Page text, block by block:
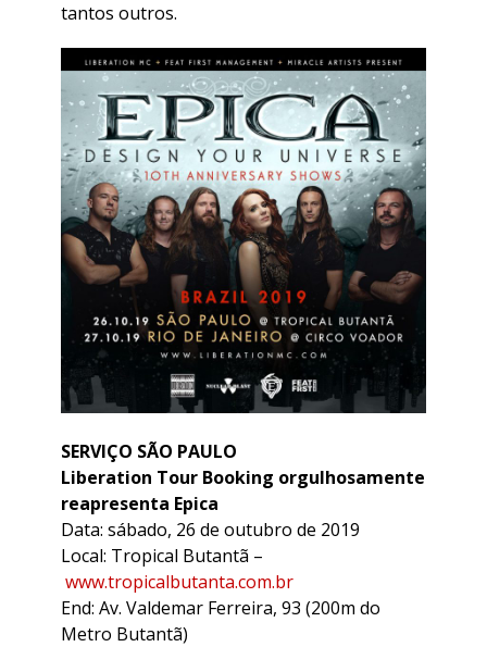
tantos outros.
SERVIÇO SÃO PAULO
Liberation Tour Booking orgulhosamente
reapresenta Epica
Data: sábado, 26 de outubro de 2019
Local: Tropical Butantã –
www.tropicalbutanta.com.br
End: Av. Valdemar Ferreira, 93 (200m do
Metro Butantã)